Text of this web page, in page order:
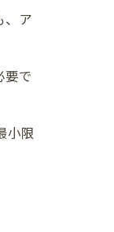
、ア
要で
小限